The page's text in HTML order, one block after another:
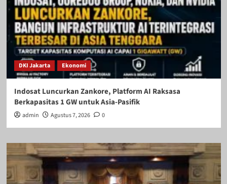
DKI Jakarta Ekonomi
Indosat Luncurkan Zankore, Platform AI Raksasa
Berkapasitas 1 GW untuk Asia-Pasifik
admin Agustus 7, 2026 0